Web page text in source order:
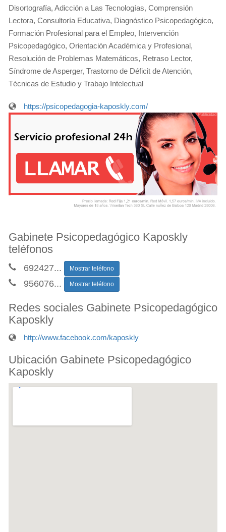
Disortografía, Adicción a Las Tecnologías, Comprensión
Lectora, Consultoría Educativa, Diagnóstico Psicopedagógico,
Formación Profesional para el Empleo, Intervención
Psicopedagógico, Orientación Académica y Profesional,
Resolución de Problemas Matemáticos, Retraso Lector,
Síndrome de Asperger, Trastorno de Déficit de Atención,
Técnicas de Estudio y Trabajo Intelectual
https://psicopedagogia-kaposkly.com/
Gabinete Psicopedagógico Kaposkly
teléfonos
692427... Mostrar teléfono
956076... Mostrar teléfono
Redes sociales Gabinete Psicopedagógico
Kaposkly
http://www.facebook.com/kaposkly
Ubicación Gabinete Psicopedagógico
Kaposkly